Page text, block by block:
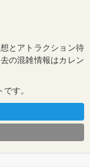
とアトラクション待
の混雑情報はカレン
す。